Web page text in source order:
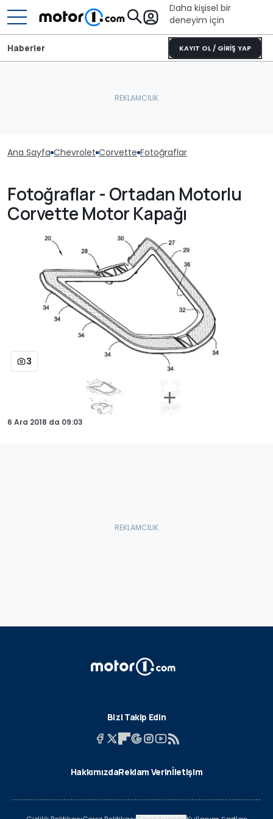
Daha kişisel bir
deneyim için
KAYIT OL / GİRİŞ YAP
Haberler
Ana Sayfa Chevrolet Corvette Fotoğraflar
Fotoğraflar - Ortadan Motorlu
Corvette Motor Kapağı
3
6 Ara 2018 da 09:03
Bizi Takip Edin
HakkımızdaReklam Verinİletişim